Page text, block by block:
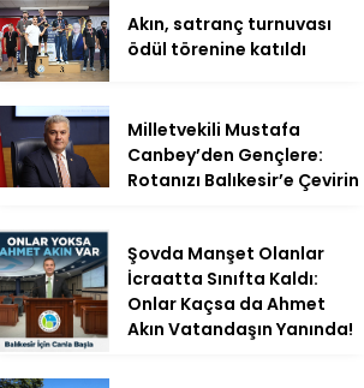
Akın, satranç turnuvası
ödül törenine katıldı
Milletvekili Mustafa
Canbey’den Gençlere:
Rotanızı Balıkesir’e Çevirin
Şovda Manşet Olanlar
İcraatta Sınıfta Kaldı:
Onlar Kaçsa da Ahmet
Akın Vatandaşın Yanında!